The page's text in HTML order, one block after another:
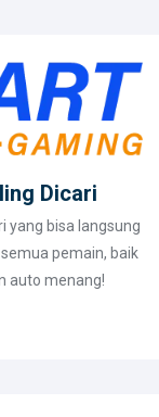
Dicari
yang bisa langsung
pemain, baik
auto menang!